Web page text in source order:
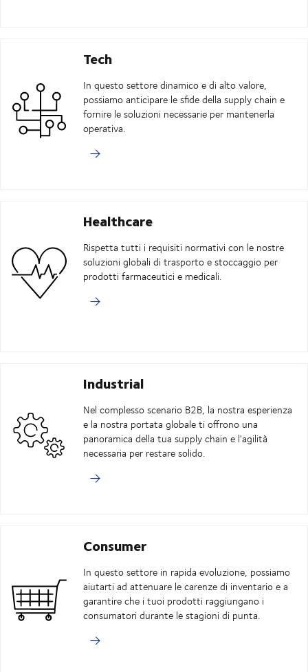
Tech
In questo settore dinamico e di alto valore,
possiamo anticipare le sfide della supply chain e
fornire le soluzioni necessarie per mantenerla
operativa.
Healthcare
Rispetta tutti i requisiti normativi con le nostre
soluzioni globali di trasporto e stoccaggio per
prodotti farmaceutici e medicali.
Industrial
Nel complesso scenario B2B, la nostra esperienza
e la nostra portata globale ti offrono una
panoramica della tua supply chain e l'agilità
necessaria per restare solido.
Consumer
In questo settore in rapida evoluzione, possiamo
aiutarti ad attenuare le carenze di inventario e a
garantire che i tuoi prodotti raggiungano i
consumatori durante le stagioni di punta.